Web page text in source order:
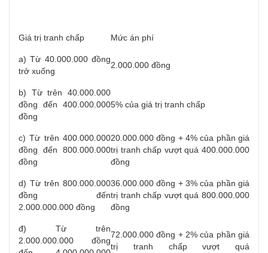
Giá trị tranh chấp Mức án phí
a) Từ 40.000.000 đồng
trở xuống
2.000.000 đồng
b) Từ trên 40.000.000
đồng đến 400.000.000
đồng
5% của giá trị tranh chấp
c) Từ trên 400.000.000
đồng đến 800.000.000
đồng
20.000.000 đồng + 4% của phần giá
trị tranh chấp vượt quá 400.000.000
đồng
d) Từ trên 800.000.000
đồng đến
2.000.000.000 đồng
36.000.000 đồng + 3% của phần giá
trị tranh chấp vượt quá 800.000.000
đồng
đ) Từ trên
2.000.000.000 đồng
72.000.000 đồng + 2% của phần giá
trị tranh chấp vượt quá